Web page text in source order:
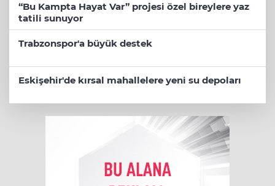
“Bu Kampta Hayat Var” projesi özel bireylere yaz
tatili sunuyor
Trabzonspor'a büyük destek
Eskişehir'de kırsal mahallelere yeni su depoları